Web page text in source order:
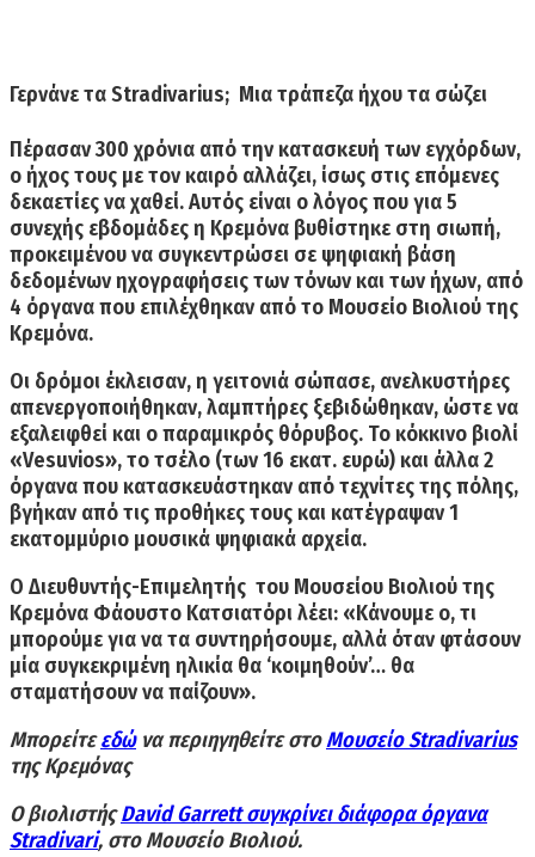
Γερνάνε τα Stradivarius; Μια τράπεζα ήχουτα σώζει
Πέρασαν 300 χρόνια από την κατασκευή των εγχόρδων,
ο ήχος τους με τον καιρό αλλάζει, ίσως στις επόμενες
δεκαετίες να χαθεί. Αυτός είναι ο λόγος που για 5
συνεχής εβδομάδες η Κρεμόνα βυθίστηκε στη σιωπή,
προκειμένου να συγκεντρώσει σε ψηφιακή βάση
δεδομένων ηχογραφήσεις των τόνων και των ήχων, από
4 όργανα που επιλέχθηκαν από το Μουσείο Βιολιού της
Κρεμόνα.
Οι δρόμοι έκλεισαν, η γειτονιά σώπασε, ανελκυστήρες
απενεργοποιήθηκαν, λαμπτήρες ξεβιδώθηκαν, ώστε να
εξαλειφθεί και ο παραμικρός θόρυβος. Το κόκκινο βιολί
«Vesuvios», το τσέλο (των 16 εκατ. ευρώ) και άλλα 2
όργανα που κατασκευάστηκαν από τεχνίτες της πόλης,
βγήκαν από τις προθήκες τους καικατέγραψαν 1
εκατομμύριο μουσικά ψηφιακά αρχεία.
Ο Διευθυντής-Επιμελητής του Μουσείου Βιολιού της
Κρεμόνα Φάουστο Κατσιατόρι λέει: «Κάνουμε ο, τι
μπορούμε για να τα συντηρήσουμε, αλλά όταν φτάσουν
μία συγκεκριμένη ηλικία θα ‘κοιμηθούν’… θα
σταματήσουν να παίζουν».
Μπορείτεεδώ να περιηγηθείτε στοΜουσείο Stradivarius
της Κρεμόνας
Ο βιολιστήςDavid Garrett συγκρίνει διάφορα όργανα
Stradivari, στο Μουσείο Βιολιού.